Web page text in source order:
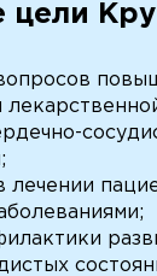
лечении